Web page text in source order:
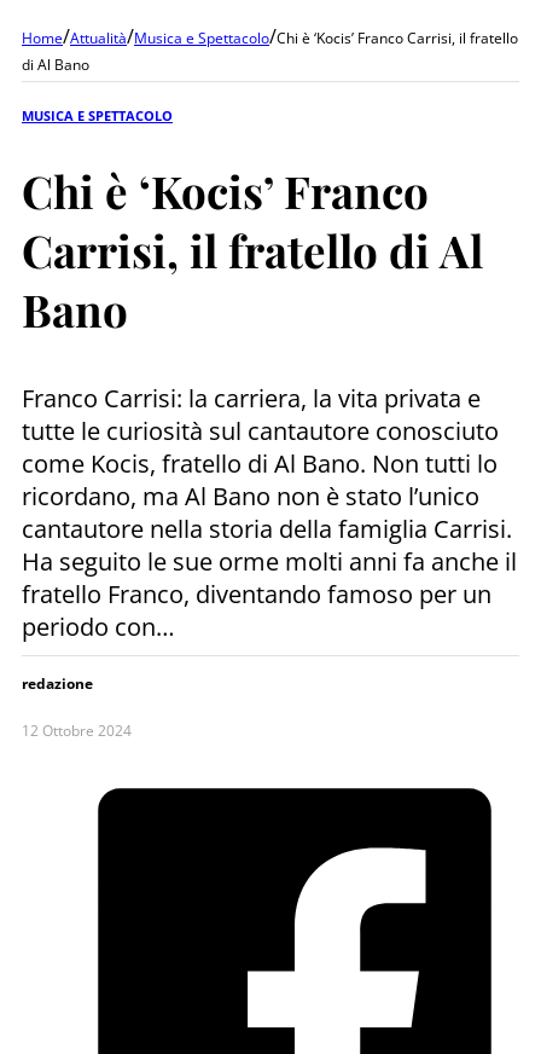
Home/Attualità/Musica e Spettacolo/Chi è ‘Kocis’ Franco Carrisi, il fratello
di Al Bano
MUSICA E SPETTACOLO
Chi è ‘Kocis’ Franco
Carrisi, il fratello di Al
Bano
Franco Carrisi: la carriera, la vita privata e
tutte le curiosità sul cantautore conosciuto
come Kocis, fratello di Al Bano. Non tutti lo
ricordano, ma Al Bano non è stato l’unico
cantautore nella storia della famiglia Carrisi.
Ha seguito le sue orme molti anni fa anche il
fratello Franco, diventando famoso per un
periodo con…
redazione
12 Ottobre 2024